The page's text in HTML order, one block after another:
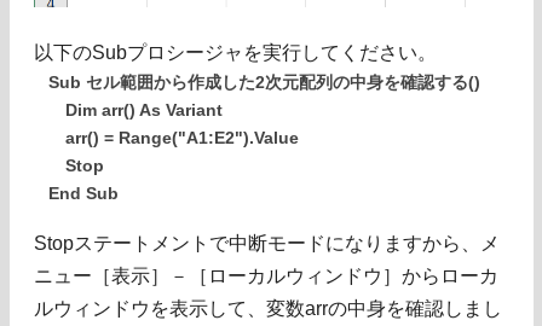
以下のSubプロシージャを実行してください。
Sub セル範囲から作成した2次元配列の中身を確認する()
Dim arr() As Variant
arr() = Range("A1:E2").Value
Stop
End Sub
Stopステートメントで中断モードになりますから、メ
ニュー［表示］－［ローカルウィンドウ］からローカ
ルウィンドウを表示して、変数arrの中身を確認しまし